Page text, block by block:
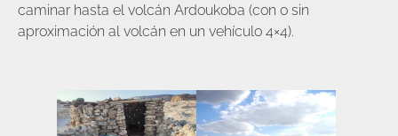
caminar hasta el volcán Ardoukoba (con o sin
aproximación al volcán en un vehículo 4×4).